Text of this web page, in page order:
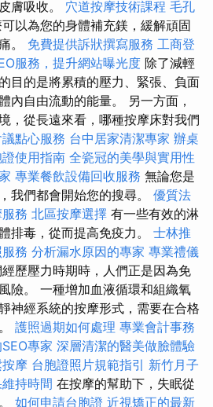
膚吸收。 穴道按摩技術課程 毛孔
以為您的身體補充鎂，緩解頑固
。 免費提供訴狀撰寫服務 工商登
服務，提升網站曝光度 除了減輕
目的是將累積的壓力、緊張、負面
內自由流動的能量。 另一方面，
，從長遠來看，哪種按摩床對我們
點心服務 台中居家清潔專家 辦桌
使用指南 全瓷冠的美學與實用性
專業餐飲設備回收服務 無論您是
我們都會開始您的搜尋。 優質法
務 北區按摩選擇 有一些有效的淋
排毒，從而提高免疫力。 士林推
務 分析漏水原因的專家 專業禮儀
歷壓力時期時，人們正是因為免
險。 一種增加血液循環和組織氧
神經系統的按摩形式，需要在合格
護照過期如何處理 專業會計事務
專家 深層清潔的醫美做臉體驗
摩 台胞證照片規範指引 新竹月子
持時間 在按摩的幫助下，失眠從
如何申請台胞證 近視矯正的最新